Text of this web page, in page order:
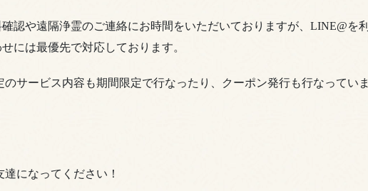
認や遠隔浄霊のご連絡にお時間をいただいておりますが、LINE@を利
には最優先で対応しております。
のサービス内容も期間限定で行なったり、クーポン発行も行なっていま
になってください！